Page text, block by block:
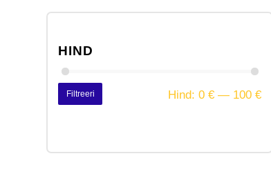
HIND
Filtreeri Hind: 0 €— 100 €